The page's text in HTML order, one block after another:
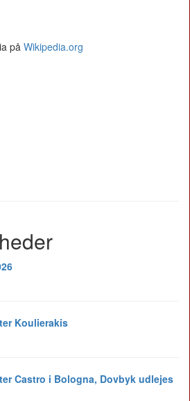
på Wikipedia.org
Koulierakis
Castro i Bologna, Dovbyk udlejes